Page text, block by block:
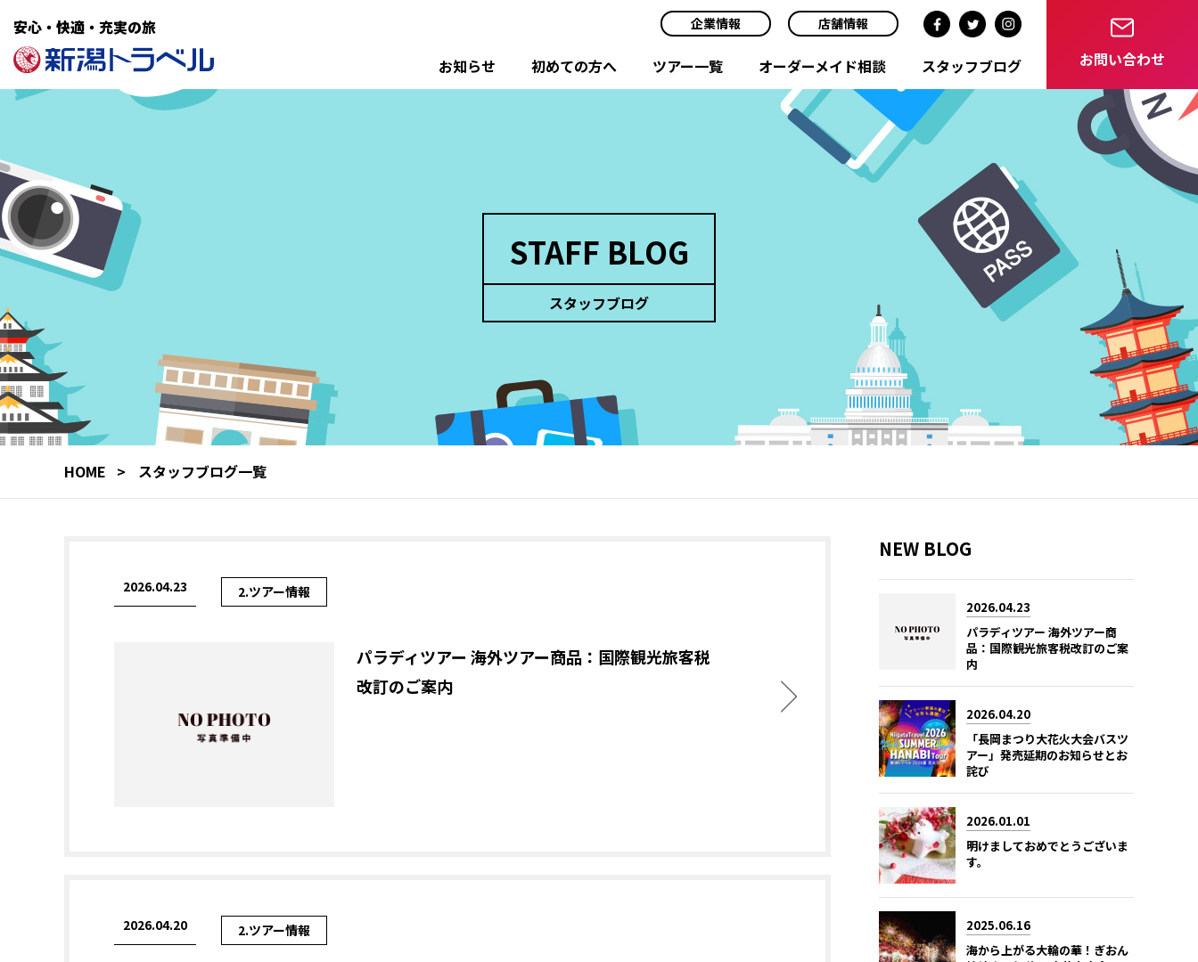
安心・快適・充実の旅 企業情報 店舗情報
お知らせ 初めての方へ ツアー一覧 オーダーメイド相談 スタッフブログ お問い合わせ
STAFF BLOG
スタッフブログ
HOME スタッフブログ一覧
2026.04.23 2.ツアー情報
パラディツアー 海外ツアー商品：国際観光旅客税
改訂のご案内
2026.04.20 2.ツアー情報
NEW BLOG
2026.04.23
パラディツアー 海外ツアー商
品：国際観光旅客税改訂のご案
内
2026.04.20
「長岡まつり大花火大会バスツ
アー」発売延期のお知らせとお
詫び
2026.01.01
明けましておめでとうございま
す。
2025.06.16
海から上がる大輪の華！ぎおん